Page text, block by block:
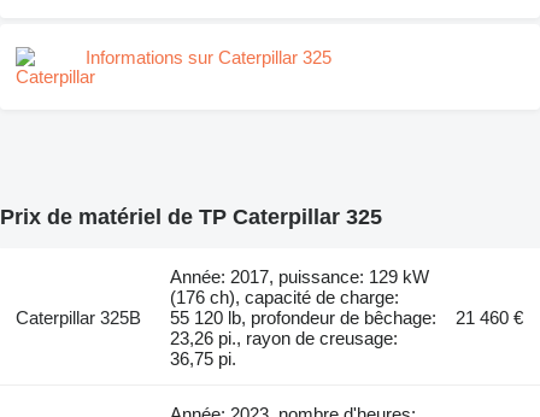
Informations sur Caterpillar 325
Prix de matériel de TP Caterpillar 325
Caterpillar 325B
Année: 2017, puissance: 129 kW
(176 ch), capacité de charge:
55 120 lb, profondeur de bêchage:
23,26 pi., rayon de creusage:
36,75 pi.
21 460 €